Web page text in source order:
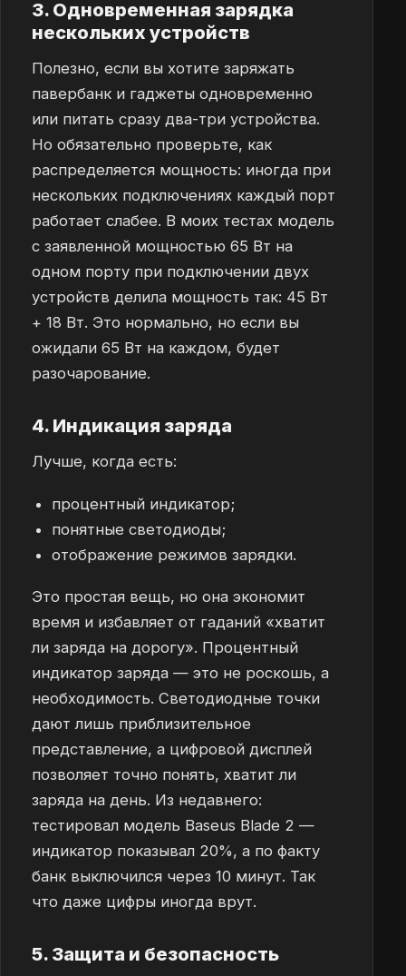
3. Одновременная зарядка
нескольких устройств
Полезно, если вы хотите заряжать
павербанк и гаджеты одновременно
или питать сразу два-три устройства.
Но обязательно проверьте, как
распределяется мощность: иногда при
нескольких подключениях каждый порт
работает слабее. В моих тестах модель
с заявленной мощностью 65 Вт на
одном порту при подключении двух
устройств делила мощность так: 45 Вт
+ 18 Вт. Это нормально, но если вы
ожидали 65 Вт на каждом, будет
разочарование.
4. Индикация заряда
Лучше, когда есть:
процентный индикатор;
понятные светодиоды;
отображение режимов зарядки.
Это простая вещь, но она экономит
время и избавляет от гаданий «хватит
ли заряда на дорогу». Процентный
индикатор заряда — это не роскошь, а
необходимость. Светодиодные точки
дают лишь приблизительное
представление, а цифровой дисплей
позволяет точно понять, хватит ли
заряда на день. Из недавнего:
тестировал модель Baseus Blade 2 —
индикатор показывал 20%, а по факту
банк выключился через 10 минут. Так
что даже цифры иногда врут.
5. Защита и безопасность